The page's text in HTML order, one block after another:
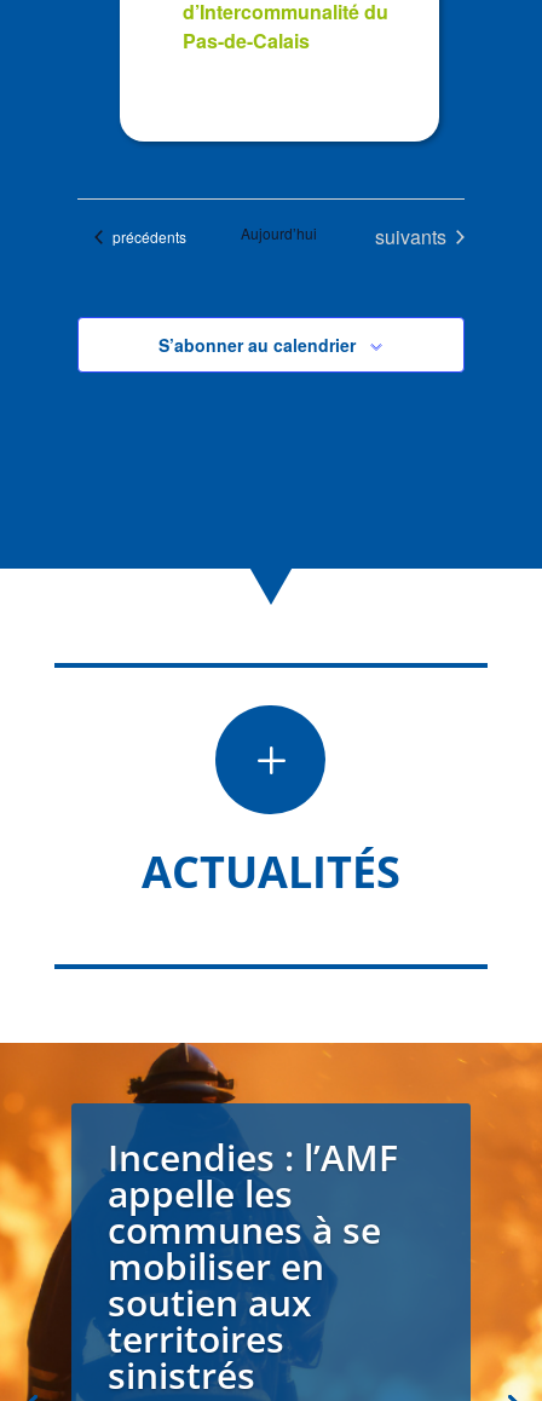
d’Intercommunalité du
Pas-de-Calais
Évènements
précédents Aujourd’hui Évènements
suivants
S’abonner au calendrier
L
ACTUALITÉS
Incendies : l’AMF
appelle les
communes à se
mobiliser en
soutien aux
territoires
sinistrés